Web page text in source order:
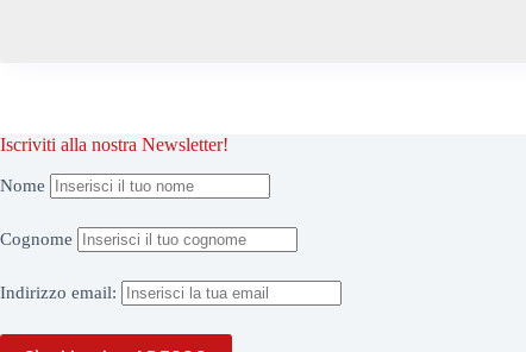
Iscriviti alla nostra Newsletter!
Nome
Cognome
Indirizzo email: